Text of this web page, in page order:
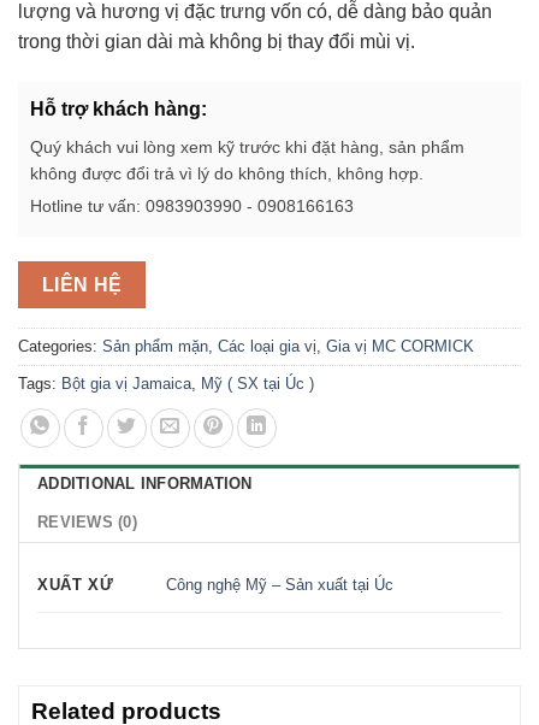
lượng và hương vị đặc trưng vốn có, dễ dàng bảo quản
trong thời gian dài mà không bị thay đổi mùi vị.
Hỗ trợ khách hàng:
Quý khách vui lòng xem kỹ trước khi đặt hàng, sản phẩm
không được đổi trả vì lý do không thích, không hợp.
Hotline tư vấn: 0983903990 - 0908166163
LIÊN HỆ
Categories: Sản phẩm mặn Các loại gia vị Gia vị MC CORMICK
Tags: Bột gia vị Jamaica Mỹ ( SX tại Úc )
ADDITIONAL INFORMATION
REVIEWS (0)
XUẤT XỨ Công nghệ Mỹ – Sản xuất tại Úc
Related products